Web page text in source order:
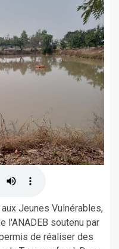
Jeunes Vulnérables,
l'ANADEB soutenu par
de réaliser des